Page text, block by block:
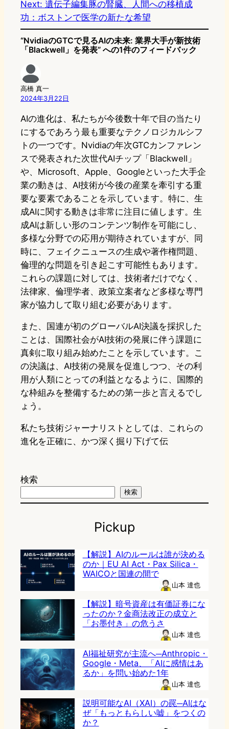
d
o
n
k
y
o
o
k
a
Next: 遺伝子編集豚の腎臓、人間への移植成
功：ボストンで医学の新たな希望
“NvidiaのGTCで見るAIの未来: 業界大手が新技術
「Blackwell」を発表” への1件のフィードバック
高橋 真一
2024年3月22日
AIの進化は、私たちが今後数十年で目の当たり
にするであろう最も重要なテクノロジカルシフ
トの一つです。Nvidiaの年次GTCカンファレン
スで発表された次世代AIチップ「Blackwell」
や、Microsoft、Apple、Googleといった大手企
業の動きは、AI技術が今後の産業を牽引する重
要な要素であることを示しています。特に、生
成AIに関する動きは非常に注目に値します。生
成AIは新しい形のコンテンツ制作を可能にし、
多様な分野での応用が期待されていますが、同
時に、フェイクニュースの生成や著作権問題、
倫理的な問題を引き起こす可能性もあります。
これらの課題に対しては、技術者だけでなく、
法律家、倫理学者、政策立案者など多様な専門
家が協力して取り組む必要があります。
また、国連が初のグローバルAI決議を採択した
ことは、国際社会がAI技術の発展に伴う課題に
真剣に取り組み始めたことを示しています。こ
の決議は、AI技術の発展を促進しつつ、その利
用が人類にとっての利益となるように、国際的
な枠組みを整備するための第一歩と言えるでし
ょう。
私たち技術ジャーナリストとしては、これらの
進化を正確に、かつ深く掘り下げて伝
検索
検索
Pickup
【解説】AIのルールは誰が決める
のか｜EU AI Act・Pax Silica・
WAICOと国連の間で
山本 達也
【解説】暗号資産は有価証券にな
ったのか？金商法改正の成立と
「お墨付き」の危うさ
山本 達也
AI福祉研究が主流へ─Anthropic・
Google・Meta、「AIに感情はあ
るか」を問い始めた1年
山本 達也
説明可能なAI（XAI）の罠─AIはな
ぜ「もっともらしい嘘」をつくの
か？